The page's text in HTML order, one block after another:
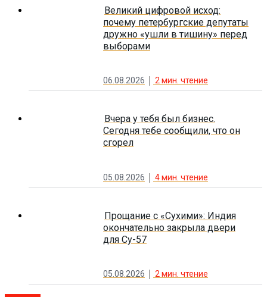
Великий цифровой исход:
почему петербургские депутаты
дружно «ушли в тишину» перед
выборами
06.08.2026 2 мин. чтение
Вчера у тебя был бизнес.
Сегодня тебе сообщили, что он
сгорел
05.08.2026 4мин. чтение
Прощание с «Сухими»: Индия
окончательно закрыла двери
для Су-57
05.08.2026 2 мин. чтение